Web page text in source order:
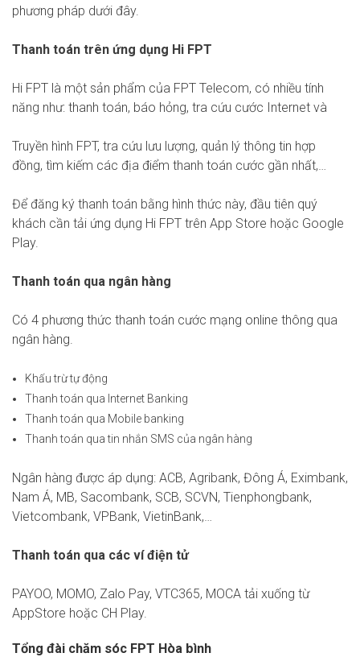
phương pháp dưới đây.
Thanh toán trên ứng dụng Hi FPT
Hi FPT là một sản phẩm của FPT Telecom, có nhiều tính
năng như: thanh toán, báo hỏng, tra cứu cước Internet và
Truyền hình FPT, tra cứu lưu lượng, quản lý thông tin hợp
đồng, tìm kiếm các địa điểm thanh toán cước gần nhất,…
Để đăng ký thanh toán bằng hình thức này, đầu tiên quý
khách cần tải ứng dụng Hi FPT trên App Store hoặc Google
Play.
Thanh toán qua ngân hàng
Có 4 phương thức thanh toán cước mạng online thông qua
ngân hàng.
Khấu trừ tự động
Thanh toán qua Internet Banking
Thanh toán qua Mobile banking
Thanh toán qua tin nhắn SMS của ngân hàng
Ngân hàng được áp dụng: ACB, Agribank, Đông Á, Eximbank,
Nam Á, MB, Sacombank, SCB, SCVN, Tienphongbank,
Vietcombank, VPBank, VietinBank,…
Thanh toán qua các ví điện tử
PAYOO, MOMO, Zalo Pay, VTC365, MOCA tải xuống từ
AppStore hoặc CH Play.
Tổng đài chăm sóc FPT Hòa bình